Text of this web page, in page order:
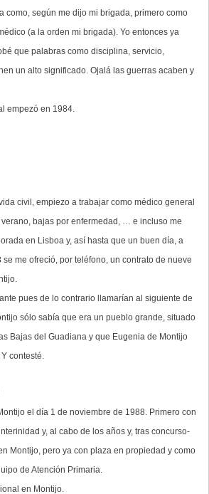
como, según me dijo mi brigada, primero como
(a la orden mi brigada). Yo entonces ya
que palabras como disciplina, servicio,
un alto significado. Ojalá las guerras acaben y
empezó en 1984.
civil, empiezo a trabajar como médico general
bajas por enfermedad, … e incluso me
en Lisboa y, así hasta que un buen día, a
me ofreció, por teléfono, un contrato de nueve
pues de lo contrario llamarían al siguiente de
sólo sabía que era un pueblo grande, situado
Bajas del Guadiana y que Eugenia de Montijo
contesté.
el día 1 de noviembre de 1988. Primero con
y, al cabo de los años y, tras concurso-
Montijo, pero ya con plaza en propiedad y como
de Atención Primaria.
en Montijo.